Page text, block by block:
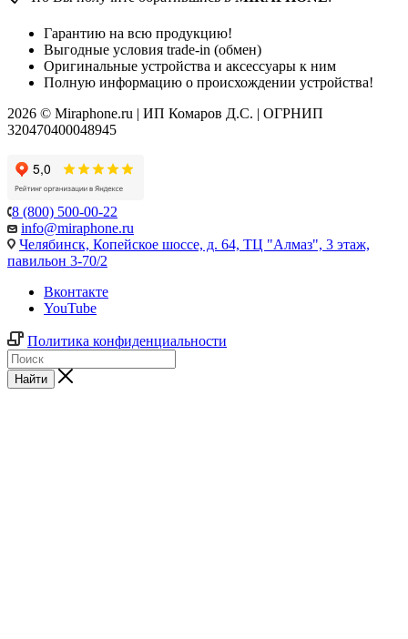
Гарантию на всю продукцию!
Выгодные условия trade-in (обмен)
Оригинальные устройства и аксессуары к ним
Полную информацию о происхождении устройства!
2026 © Miraphone.ru | ИП Комаров Д.С. | ОГРНИП
320470400048945
8 (800) 500-00-22
info@miraphone.ru
Челябинск, Копейское шоссе, д. 64, ТЦ "Алмаз", 3 этаж,
павильон 3-70/2
Вконтакте
YouTube
Политика конфиденциальности
Найти